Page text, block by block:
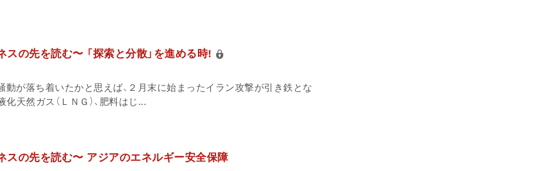
スの先を読む〜 「探索と分散」を進める時!
動が落ち着いたかと思えば、２月末に始まったイラン攻撃が引き鉄とな
化天然ガス（ＬＮＧ）、肥料はじ...
スの先を読む〜 アジアのエネルギー安全保障